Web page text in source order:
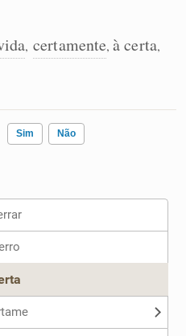
, certamente,à certa,
Sim Não
me ajudou